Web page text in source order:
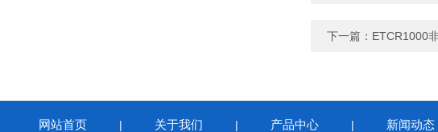
下一篇： ETCR1000
网站首页 | 关于我们 | 产品中心 | 新闻动态